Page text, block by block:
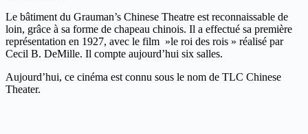
Le bâtiment du Grauman’s Chinese Theatre est reconnaissable de
loin, grâce à sa forme de chapeau chinois. Il a effectué sa première
représentation en 1927, avec le film »le roi des rois » réalisé par
Cecil B. DeMille. Il compte aujourd’hui six salles.
Aujourd’hui, ce cinéma est connu sous le nom de TLC Chinese
Theater.